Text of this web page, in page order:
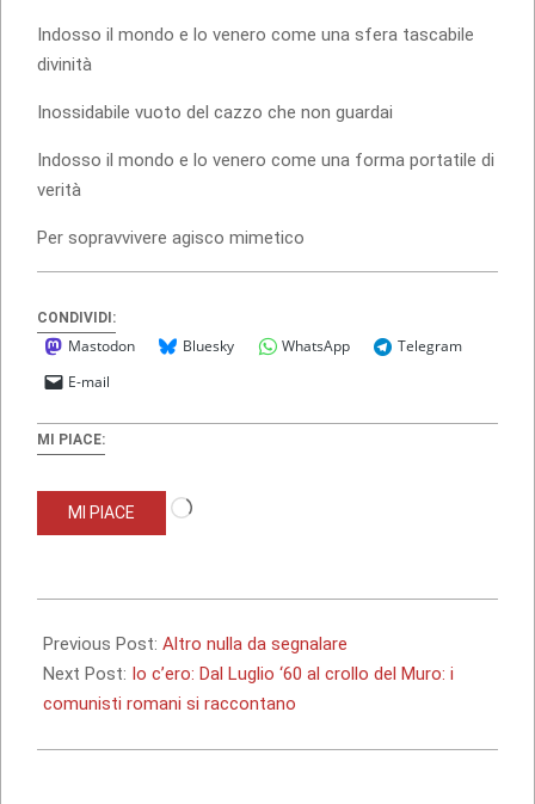
Indosso il mondo e lo venero come una sfera tascabile
divinità
Inossidabile vuoto del cazzo che non guardai
Indosso il mondo e lo venero come una forma portatile di
verità
Per sopravvivere agisco mimetico
CONDIVIDI:
Mastodon Bluesky WhatsApp
Telegram
E-mail
MI PIACE:
MI PIACE
Caricamento
05-
01
Previous Post: Altro nulla da segnalare
Next Post: Io c’ero: Dal Luglio ‘60 al crollo del Muro: i
comunisti romani si raccontano